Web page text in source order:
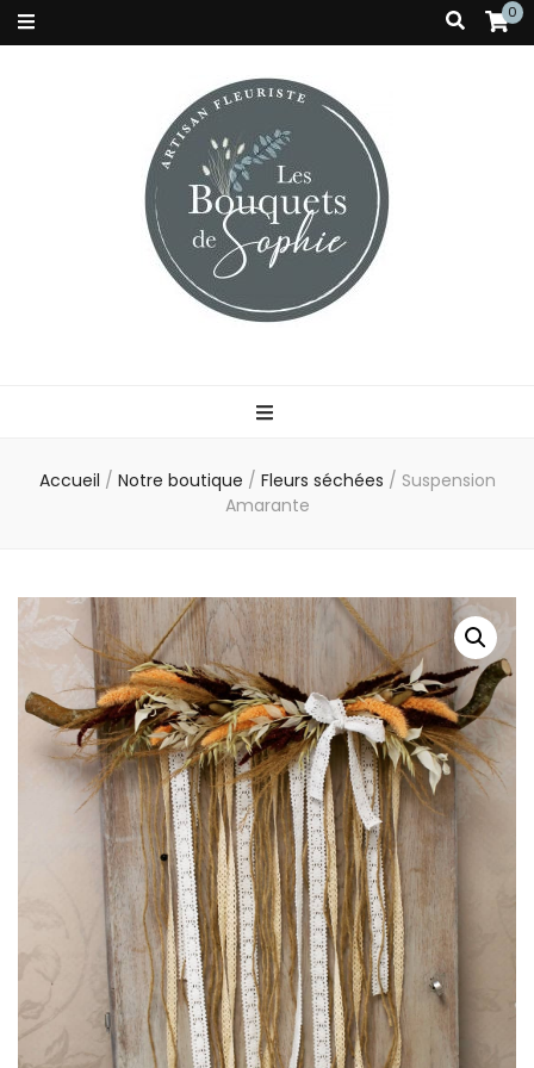
0
Accueil / Notre boutique / Fleurs séchées / Suspension
Amarante